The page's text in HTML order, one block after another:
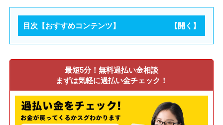
目次【おすすめコンテンツ】
最短5分！無料過払い金相談
まずは気軽に過払い金チェック！